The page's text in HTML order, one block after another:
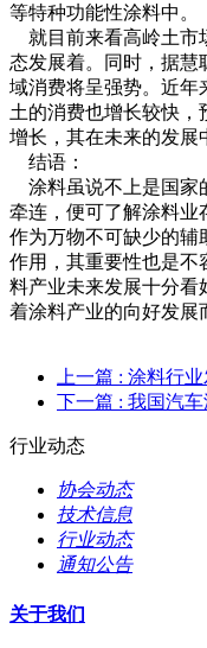
等特种功能性涂料中。
就目前来看高岭土市
态发展着。同时，据慧
域消费将呈强势。近年
土的消费也增长较快，
增长，其在未来的发展
结语：
涂料虽说不上是国家
牵连，便可了解涂料业
作为万物不可缺少的辅
作用，其重要性也是不
料产业未来发展十分看
着涂料产业的向好发展
上一篇 : 涂料行
下一篇 : 我国汽
行业动态
协会动态
技术信息
行业动态
通知公告
关于我们